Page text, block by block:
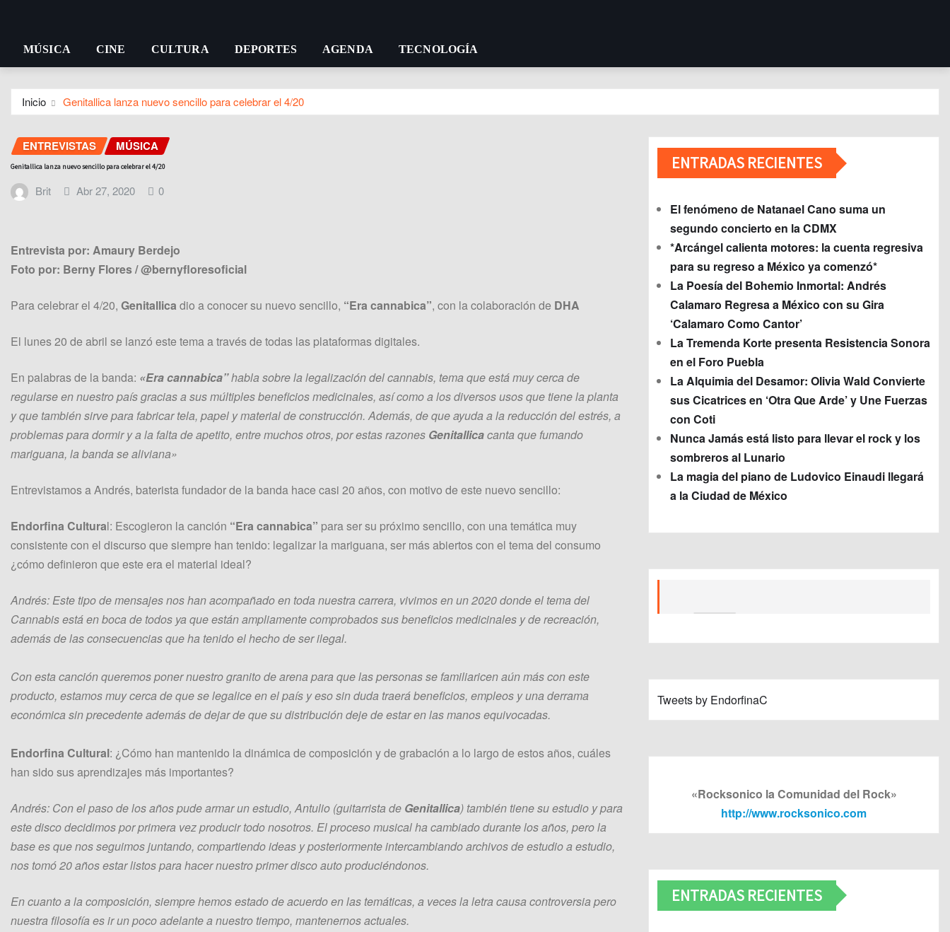
MÚSICA CINE CULTURA DEPORTES AGENDA TECNOLOGÍA
Inicio Genitallica lanza nuevo sencillo para celebrar el 4/20
ENTREVISTAS MÚSICA
Genitallica lanza nuevo sencillo para celebrar el 4/20
Brit Abr 27, 2020 0
Entrevista por: Amaury Berdejo
Foto por: Berny Flores / @bernyfloresoficial
Para celebrar el 4/20, Genitallica dio a conocer su nuevo sencillo, “Era cannabica”, con la colaboración de DHA
El lunes 20 de abril se lanzó este tema a través de todas las plataformas digitales.
En palabras de la banda: «Era cannabica”habla sobre la legalización del cannabis, tema que está muy cerca de
regularse en nuestro país gracias a sus múltiples beneficios medicinales, así como a los diversos usos que tiene la planta
y que también sirve para fabricar tela, papel y material de construcción. Además, de que ayuda a la reducción del estrés, a
problemas para dormir y a la falta de apetito, entre muchos otros, por estas razones Genitallicacanta que fumando
mariguana, la banda se aliviana»
Entrevistamos a Andrés, baterista fundador de la banda hace casi 20 años, con motivo de este nuevo sencillo:
Endorfina Cultural: Escogieron la canción “Era cannabica” para ser su próximo sencillo, con una temática muy
consistente con el discurso que siempre han tenido: legalizar la mariguana, ser más abiertos con el tema del consumo
¿cómo definieron que este era el material ideal?
Andrés: Este tipo de mensajes nos han acompañado en toda nuestra carrera, vivimos en un 2020 donde el tema del
Cannabis está en boca de todos ya que están ampliamente comprobados sus beneficios medicinales y de recreación,
además de las consecuencias que ha tenido el hecho de ser ilegal.
Con esta canción queremos poner nuestro granito de arena para que las personas se familiaricen aún más con este
producto, estamos muy cerca de que se legalice en el país y eso sin duda traerá beneficios, empleos y una derrama
económica sin precedente además de dejar de que su distribución deje de estar en las manos equivocadas.
Endorfina Cultural: ¿Cómo han mantenido la dinámica de composición y de grabación a lo largo de estos años, cuáles
han sido sus aprendizajes más importantes?
Andrés: Con el paso de los años pude armar un estudio, Antulio (guitarrista de Genitallica) también tiene su estudio y para
este disco decidimos por primera vez producir todo nosotros. El proceso musical ha cambiado durante los años, pero la
base es que nos seguimos juntando, compartiendo ideas y posteriormente intercambiando archivos de estudio a estudio,
nos tomó 20 años estar listos para hacer nuestro primer disco auto produciéndonos.
En cuanto a la composición, siempre hemos estado de acuerdo en las temáticas, a veces la letra causa controversia pero
nuestra filosofía es ir un poco adelante a nuestro tiempo, mantenernos actuales.
ENTRADAS RECIENTES
El fenómeno de Natanael Cano suma un
segundo concierto en la CDMX
*Arcángel calienta motores: la cuenta regresiva
para su regreso a México ya comenzó*
La Poesía del Bohemio Inmortal: Andrés
Calamaro Regresa a México con su Gira
‘Calamaro Como Cantor’
La Tremenda Korte presenta Resistencia Sonora
en el Foro Puebla
La Alquimia del Desamor: Olivia Wald Convierte
sus Cicatrices en ‘Otra Que Arde’ y Une Fuerzas
con Coti
Nunca Jamás está listo para llevar el rock y los
sombreros al Lunario
La magia del piano de Ludovico Einaudi llegará
a la Ciudad de México
Tweets by EndorfinaC
«Rocksonico la Comunidad del Rock»
http://www.rocksonico.com
ENTRADAS RECIENTES